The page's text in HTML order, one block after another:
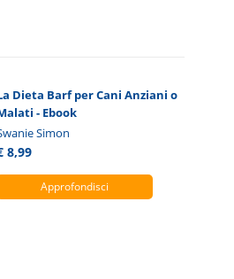
Dieta Barf per Cani Anziani o
- Ebook
Simon
8,99
Approfondisci